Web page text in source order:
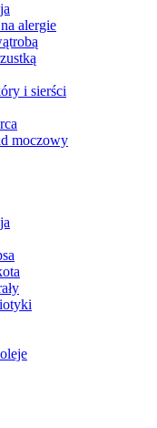
alergie
i sierści
moczowy